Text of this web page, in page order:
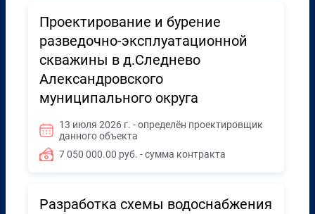
Проектирование и бурение
разведочно-эксплуатационной
скважины в д.Следнево
Александровского
муниципального округа
13 июля 2026 г. - определён проектировщик
данного объекта
7 050 000.00 руб. - сумма контракта
Разработка схемы водоснабжения